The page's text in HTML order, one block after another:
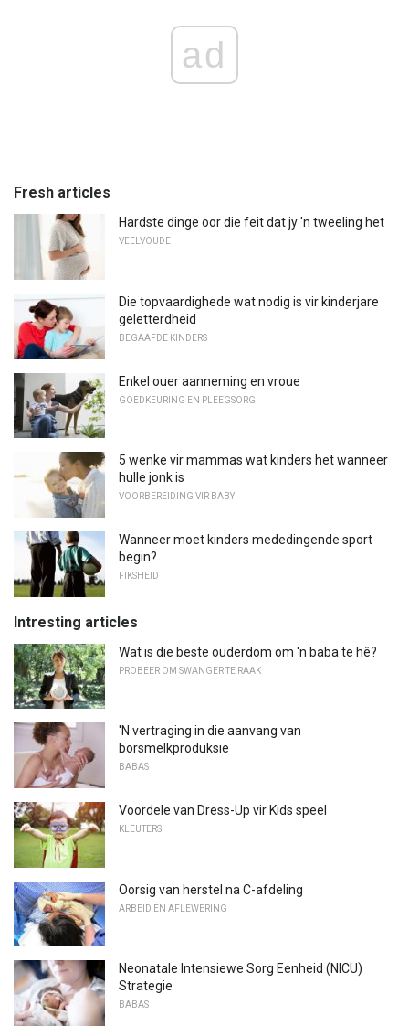
ad
Fresh articles
Hardste dinge oor die feit dat jy 'n tweeling het
VEELVOUDE
Die topvaardighede wat nodig is vir kinderjare
geletterdheid
BEGAAFDE KINDERS
Enkel ouer aanneming en vroue
GOEDKEURING EN PLEEGSORG
5 wenke vir mammas wat kinders het wanneer
hulle jonk is
VOORBEREIDING VIR BABY
Wanneer moet kinders mededingende sport
begin?
FIKSHEID
Intresting articles
Wat is die beste ouderdom om 'n baba te hê?
PROBEER OM SWANGER TE RAAK
'N vertraging in die aanvang van
borsmelkproduksie
BABAS
Voordele van Dress-Up vir Kids speel
KLEUTERS
Oorsig van herstel na C-afdeling
ARBEID EN AFLEWERING
Neonatale Intensiewe Sorg Eenheid (NICU)
Strategie
BABAS